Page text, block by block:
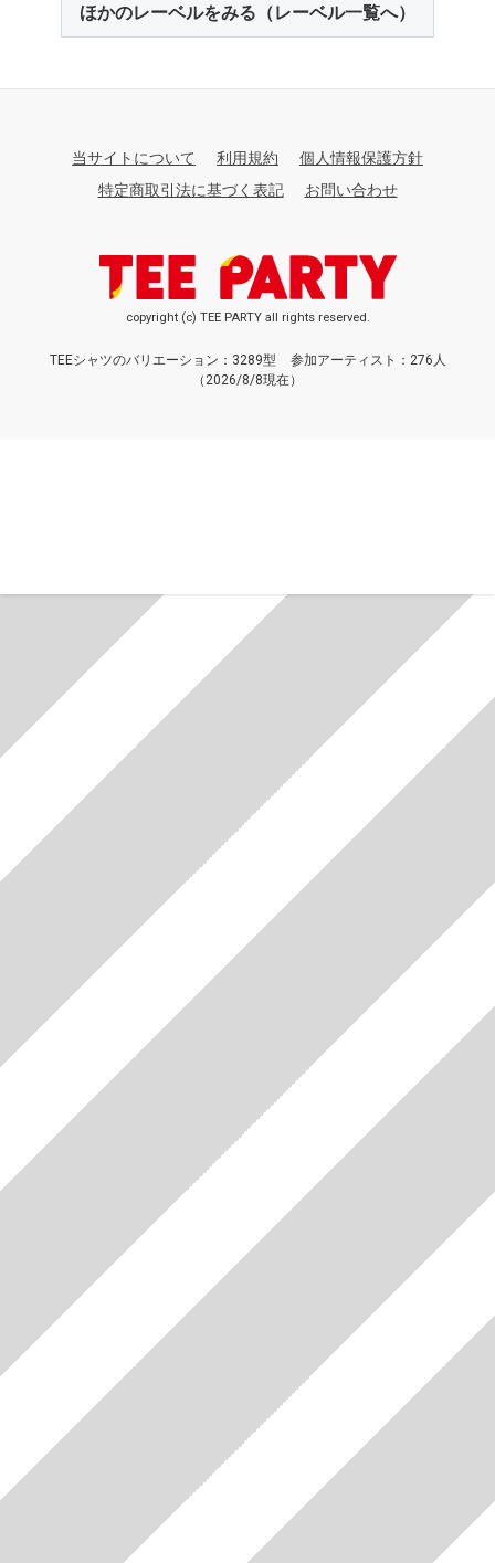
ほかのレーベルをみる（レーベル一覧へ）
当サイトについて 利用規約
個人情報保護方針
特定商取引法に基づく表記
お問い合わせ
copyright (c) TEE PARTY all rights reserved.
TEEシャツのバリエーション：3289型
参加アーティスト：276人
（2026/8/8現在）